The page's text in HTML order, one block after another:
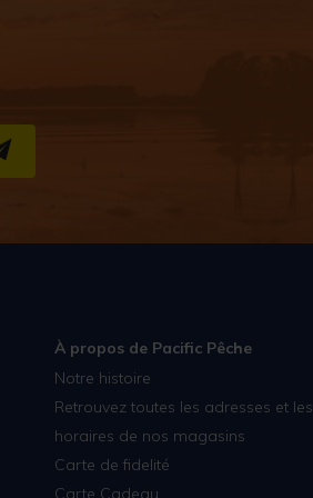
S''INSCRIRE
À propos de Pacific Pêche
Notre histoire
Retrouvez toutes les adresses et les
horaires de nos magasins
Carte de fidelité
Carte Cadeau